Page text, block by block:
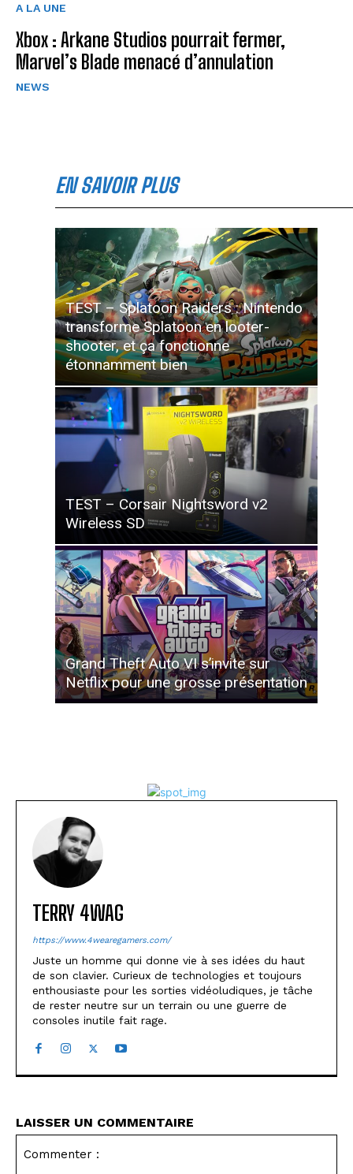
A LA UNE
Xbox : Arkane Studios pourrait fermer,
Marvel’s Blade menacé d’annulation
NEWS
EN SAVOIR PLUS
TEST – Splatoon Raiders : Nintendo
transforme Splatoon en looter-
shooter, et ça fonctionne
étonnamment bien
TEST – Corsair Nightsword v2
Wireless SD
Grand Theft Auto VI s’invite sur
Netflix pour une grosse présentation
TERRY 4WAG
https://www.4wearegamers.com/
Juste un homme qui donne vie à ses idées du haut
de son clavier. Curieux de technologies et toujours
enthousiaste pour les sorties vidéoludiques, je tâche
de rester neutre sur un terrain ou une guerre de
consoles inutile fait rage.
LAISSER UN COMMENTAIRE